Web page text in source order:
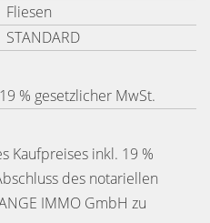
Fliesen
STANDARD
% gesetzlicher MwSt.
Kaufpreises inkl. 19 %
des notariellen
IMMO GmbH zu